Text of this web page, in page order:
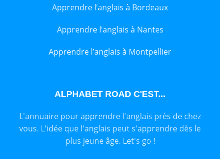
Apprendre l’anglais à Bordeaux
Apprendre l’anglais à Nantes
Apprendre l’anglais à Montpellier
ALPHABET ROAD C'EST...
L'annuaire pour apprendre l'anglais près de chez
vous. L'idée que l'anglais peut s'apprendre dès le
plus jeune âge. Let's go !